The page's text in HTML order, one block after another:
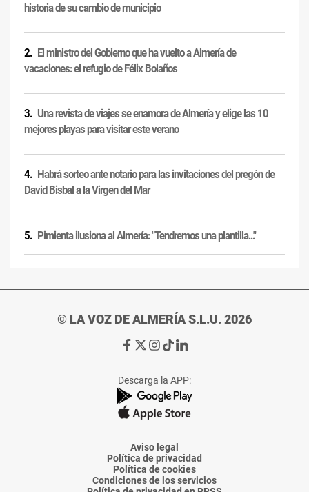
historia de su cambio de municipio
El ministro del Gobierno que ha vuelto a Almería de
vacaciones: el refugio de Félix Bolaños
Una revista de viajes se enamora de Almería y elige las 10
mejores playas para visitar este verano
Habrá sorteo ante notario para las invitaciones del pregón de
David Bisbal a la Virgen del Mar
Pimienta ilusiona al Almería: "Tendremos una plantilla..."
© LA VOZ DE ALMERÍA S.L.U. 2026
Ir
de
La
Voz
Almería
Ir
de
La
Voz
Almería
Ir
de
La
Voz
Almería
Ir
de
La
Voz
Almería
Ir
de
La
Voz
Descarga la APP:
Aviso legal
Política de privacidad
Política de cookies
Condiciones de los servicios